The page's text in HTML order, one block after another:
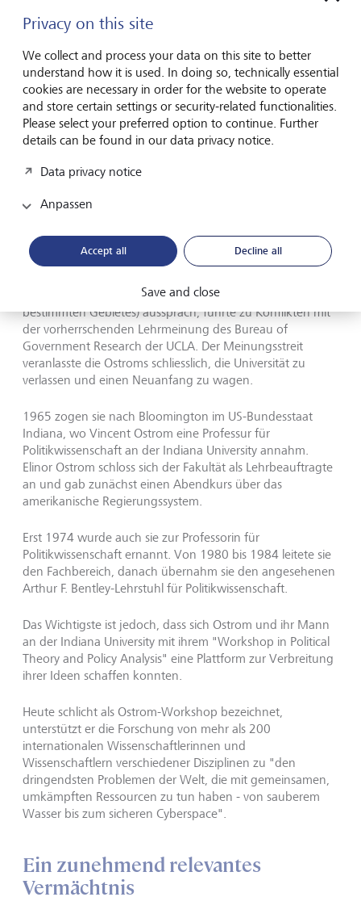
Nobelpreis für Wirtschaftswissenschaften erhielt. Ihr folgten 2019
2009, Frida Westholm
Die Arbeit ihres Mannes Vincent Ostrom über die
Regierungsführung in Grossstädten, mit der er sich gegen
mehrerer Wirtschafts- oder Machtzentren innerhalb eines
bestimmten Gebietes) aussprach, führte zu Konflikten mit
der vorherrschenden Lehrmeinung des Bureau of
Government Research der UCLA. Der Meinungsstreit
veranlasste die Ostroms schliesslich, die Universität zu
verlassen und einen Neuanfang zu wagen.
1965 zogen sie nach Bloomington im US-Bundesstaat
Indiana, wo Vincent Ostrom eine Professur für
Politikwissenschaft an der Indiana University annahm.
Elinor Ostrom schloss sich der Fakultät als Lehrbeauftragte
an und gab zunächst einen Abendkurs über das
amerikanische Regierungssystem.
Erst 1974 wurde auch sie zur Professorin für
Politikwissenschaft ernannt. Von 1980 bis 1984 leitete sie
den Fachbereich, danach übernahm sie den angesehenen
Arthur F. Bentley-Lehrstuhl für Politikwissenschaft.
Das Wichtigste ist jedoch, dass sich Ostrom und ihr Mann
an der Indiana University mit ihrem "Workshop in Political
Theory and Policy Analysis" eine Plattform zur Verbreitung
ihrer Ideen schaffen konnten.
Heute schlicht als Ostrom-Workshop bezeichnet,
unterstützt er die Forschung von mehr als 200
internationalen Wissenschaftlerinnen und
Wissenschaftlern verschiedener Disziplinen zu "den
dringendsten Problemen der Welt, die mit gemeinsamen,
umkämpften Ressourcen zu tun haben - von sauberem
Wasser bis zum sicheren Cyberspace".
Ein zunehmend relevantes
Vermächtnis
Privacy on this site
We collect and process your data on this site to better
understand how it is used. In doing so, technically essential
cookies are necessary in order for the website to operate
and store certain settings or security-related functionalities.
Please select your preferred option to continue. Further
details can be found in our data privacy notice.
Data privacy notice
Anpassen
Accept all Decline all
Save and close